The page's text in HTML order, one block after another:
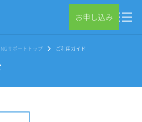
お申し込み
サポートトップ ご利用ガイド